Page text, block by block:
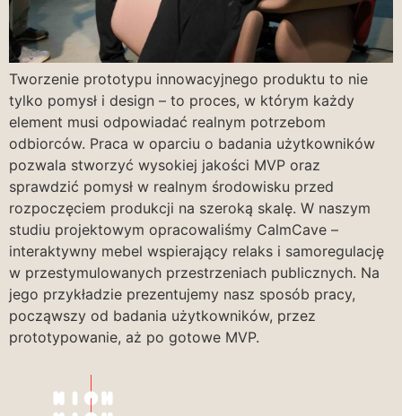
Tworzenie prototypu innowacyjnego produktu to nie
tylko pomysł i design – to proces, w którym każdy
element musi odpowiadać realnym potrzebom
odbiorców. Praca w oparciu o badania użytkowników
pozwala stworzyć wysokiej jakości MVP oraz
sprawdzić pomysł w realnym środowisku przed
rozpoczęciem produkcji na szeroką skalę. W naszym
studiu projektowym opracowaliśmy CalmCave –
interaktywny mebel wspierający relaks i samoregulację
w przestymulowanych przestrzeniach publicznych. Na
jego przykładzie prezentujemy nasz sposób pracy,
począwszy od badania użytkowników, przez
prototypowanie, aż po gotowe MVP.